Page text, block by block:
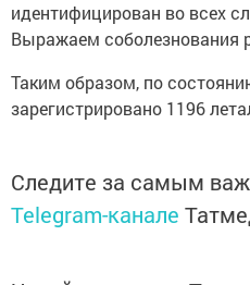
идeнтифицирован во всех
Выражаем соболезнования
Таким образом, по
зapeгистpировано 1196
Следите за самым
Telegram-канале